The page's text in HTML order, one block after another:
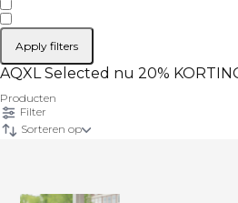
Apply filters
AQXL Selected nu 20%
Producten
Filter
Sorteren op